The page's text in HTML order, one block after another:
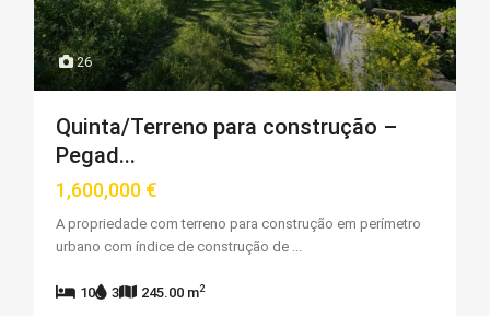
26
Quinta/Terreno para construção –
Pegad...
1,600,000 €
A propriedade com terreno para construção em perímetro
urbano com índice de construção de ...
10 3 245.00 m2